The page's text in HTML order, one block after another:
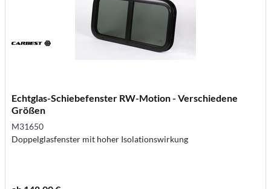
Echtglas-Schiebefenster RW-Motion - Verschiedene
Größen
M31650
Doppelglasfenster mit hoher Isolationswirkung